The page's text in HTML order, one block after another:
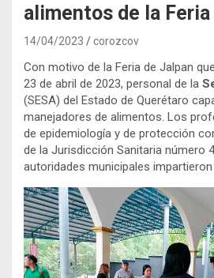
alimentos de la
14/04/2023 corozcov
Con motivo de la Feria de Jalpan
23 de abril de 2023, personal de la
(SESA) del Estado de Querétaro
manejadores de alimentos. Los
de epidemiología y de protección
de la Jurisdicción Sanitaria número
autoridades municipales